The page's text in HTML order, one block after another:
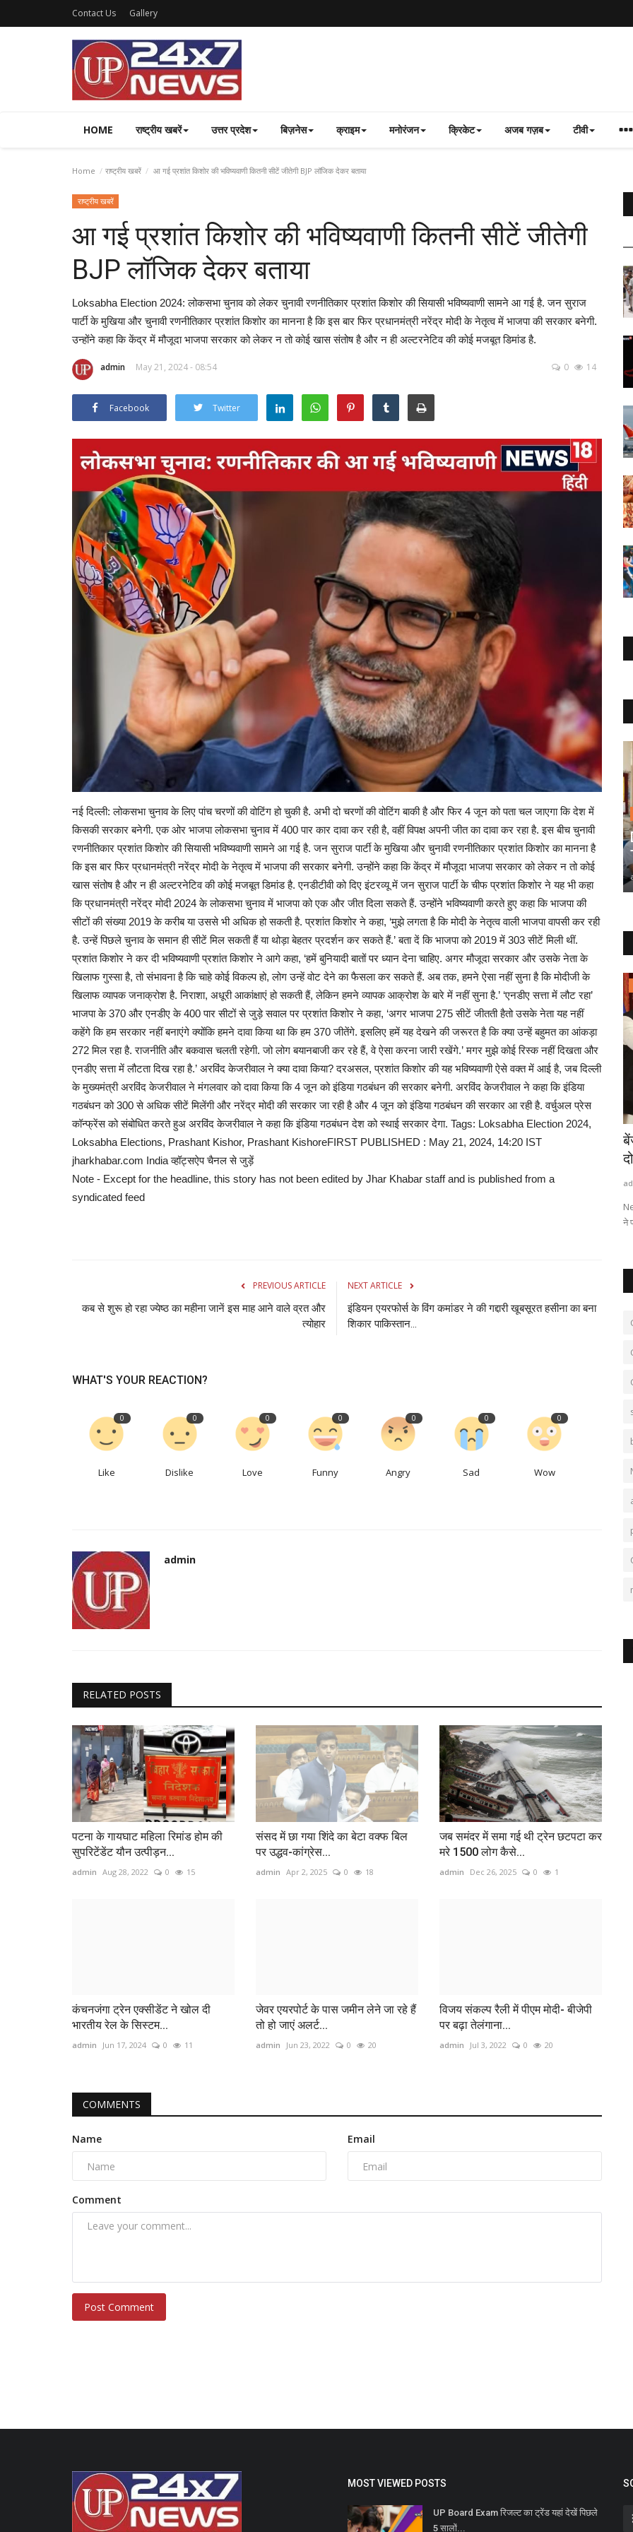
Contact Us Gallery
HOME राष्ट्रीय खबरें उत्तर प्रदेश बिज़नेस क्राइम मनोरंजन क्रिकेट अजब गज़ब टीवी
Home राष्ट्रीय खबरें आ गई प्रशांत किशोर की भविष्यवाणी कितनी सीटें जीतेगी BJP लॉजिक देकर बताया
राष्ट्रीय खबरें
आ गई प्रशांत किशोर की भविष्यवाणी कितनी सीटें जीतेगी
BJP लॉजिक देकर बताया
Loksabha Election 2024: लोकसभा चुनाव को लेकर चुनावी रणनीतिकार प्रशांत किशोर की सियासी भविष्यवाणी सामने आ गई है. जन सुराज
पार्टी के मुखिया और चुनावी रणनीतिकार प्रशांत किशोर का मानना है कि इस बार फिर प्रधानमंत्री नरेंद्र मोदी के नेतृत्व में भाजपा की सरकार बनेगी.
उन्होंने कहा कि केंद्र में मौजूदा भाजपा सरकार को लेकर न तो कोई खास संतोष है और न ही अल्टरनेटिव की कोई मजबूत डिमांड है.
admin May 21, 2024 - 08:54 0 14
Facebook Twitter
नई दिल्ली: लोकसभा चुनाव के लिए पांच चरणों की वोटिंग हो चुकी है. अभी दो चरणों की वोटिंग बाकी है और फिर 4 जून को पता चल जाएगा कि देश में
किसकी सरकार बनेगी. एक ओर भाजपा लोकसभा चुनाव में 400 पार कार दावा कर रही है, वहीं विपक्ष अपनी जीत का दावा कर रहा है. इस बीच चुनावी
रणनीतिकार प्रशांत किशोर की सियासी भविष्यवाणी सामने आ गई है. जन सुराज पार्टी के मुखिया और चुनावी रणनीतिकार प्रशांत किशोर का मानना है
कि इस बार फिर प्रधानमंत्री नरेंद्र मोदी के नेतृत्व में भाजपा की सरकार बनेगी. उन्होंने कहा कि केंद्र में मौजूदा भाजपा सरकार को लेकर न तो कोई
खास संतोष है और न ही अल्टरनेटिव की कोई मजबूत डिमांड है. एनडीटीवी को दिए इंटरव्यू में जन सुराज पार्टी के चीफ प्रशांत किशोर ने यह भी कहा
कि प्रधानमंत्री नरेंद्र मोदी 2024 के लोकसभा चुनाव में भाजपा को एक और जीत दिला सकते हैं. उन्होंने भविष्यवाणी करते हुए कहा कि भाजपा की
सीटों की संख्या 2019 के करीब या उससे भी अधिक हो सकती है. प्रशांत किशोर ने कहा, ‘मुझे लगता है कि मोदी के नेतृत्व वाली भाजपा वापसी कर रही
है. उन्हें पिछले चुनाव के समान ही सीटें मिल सकती हैं या थोड़ा बेहतर प्रदर्शन कर सकते हैं.’ बता दें कि भाजपा को 2019 में 303 सीटें मिली थीं.
प्रशांत किशोर ने कर दी भविष्यवाणी प्रशांत किशोर ने आगे कहा, ‘हमें बुनियादी बातों पर ध्यान देना चाहिए. अगर मौजूदा सरकार और उसके नेता के
खिलाफ गुस्सा है, तो संभावना है कि चाहे कोई विकल्प हो, लोग उन्हें वोट देने का फैसला कर सकते हैं. अब तक, हमने ऐसा नहीं सुना है कि मोदीजी के
खिलाफ व्यापक जनाक्रोश है. निराशा, अधूरी आकांक्षाएं हो सकती हैं, लेकिन हमने व्यापक आक्रोश के बारे में नहीं सुना है.’ ‘एनडीए सत्ता में लौट रहा’
भाजपा के 370 और एनडीए के 400 पार सीटों से जुड़े सवाल पर प्रशांत किशोर ने कहा, ‘अगर भाजपा 275 सीटें जीतती हैतो उसके नेता यह नहीं
कहेंगे कि हम सरकार नहीं बनाएंगे क्योंकि हमने दावा किया था कि हम 370 जीतेंगे. इसलिए हमें यह देखने की जरूरत है कि क्या उन्हें बहुमत का आंकड़ा
272 मिल रहा है. राजनीति और बकवास चलती रहेगी. जो लोग बयानबाजी कर रहे हैं, वे ऐसा करना जारी रखेंगे.’ मगर मुझे कोई रिस्क नहीं दिखता और
एनडीए सत्ता में लौटता दिख रहा है.’ अरविंद केजरीवाल ने क्या दावा किया? दरअसल, प्रशांत किशोर की यह भविष्यवाणी ऐसे वक्त में आई है, जब दिल्ली
के मुख्यमंत्री अरविंद केजरीवाल ने मंगलवार को दावा किया कि 4 जून को इंडिया गठबंधन की सरकार बनेगी. अरविंद केजरीवाल ने कहा कि इंडिया
गठबंधन को 300 से अधिक सीटें मिलेंगी और नरेंद्र मोदी की सरकार जा रही है और 4 जून को इंडिया गठबंधन की सरकार आ रही है. वर्चुअल प्रेस
कॉन्फ्रेंस को संबोधित करते हुअ अरविंद केजरीवाल ने कहा कि इंडिया गठबंधन देश को स्थाई सरकार देगा. Tags: Loksabha Election 2024,
Loksabha Elections, Prashant Kishor, Prashant KishoreFIRST PUBLISHED : May 21, 2024, 14:20 IST
jharkhabar.com India व्हॉट्सऐप चैनल से जुड़ें
Note - Except for the headline, this story has not been edited by Jhar Khabar staff and is published from a
syndicated feed
PREVIOUS ARTICLE
कब से शुरू हो रहा ज्येष्ठ का महीना जानें इस माह आने वाले व्रत और
त्योहार
NEXT ARTICLE
इंडियन एयरफोर्स के विंग कमांडर ने की गद्दारी खूबसूरत हसीना का बना
शिकार पाकिस्‍तान...
WHAT'S YOUR REACTION?
0
Like
0
Dislike
0
Love
0
Funny
0
Angry
0
Sad
0
Wow
admin
RELATED POSTS
पटना के गायघाट महिला रिमांड होम की
सुपरिटेंडेंट यौन उत्पीड़न...
admin Aug 28, 2022 0 15
संसद में छा गया शिंदे का बेटा वक्‍फ बिल
पर उद्धव-कांग्रेस...
admin Apr 2, 2025 0 18
जब समंदर में समा गई थी ट्रेन छटपटा कर
मरे 1500 लोग कैसे...
admin Dec 26, 2025 0 1
कंचनजंगा ट्रेन एक्सीडेंट ने खोल दी
भारतीय रेल के सिस्टम...
admin Jun 17, 2024 0 11
जेवर एयरपोर्ट के पास जमीन लेने जा रहे हैं
तो हो जाएं अलर्ट...
admin Jun 23, 2022 0 20
विजय संकल्प रैली में पीएम मोदी- बीजेपी
पर बढ़ा तेलंगाना...
admin Jul 3, 2022 0 20
COMMENTS
Name Email
Comment
Post Comment
अजब गज़ब
पुलिसकर्मी ने बंदर को खिलाया खाना शरीर से लिपटे
नजर आया...
admin Jun 18, 2022 0 1026
विशाल शिवलिंग और अनोखी मान्यता यहां जानिए
admin Aug 8, 2026 0 0
ने
MOST VIEWED POSTS
UP Board Exam रिजल्ट का ट्रेंड यहां देखें पिछले
5 सालों...